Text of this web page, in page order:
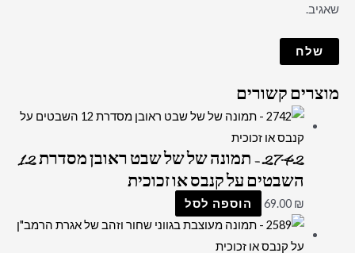
שאגיב.
מוצרים קשורים
2742 – תמונה של של שבט ראובן מסדרת 12
השבטים על קנבס או זכוכית
69.00 ₪ הוספה לסל